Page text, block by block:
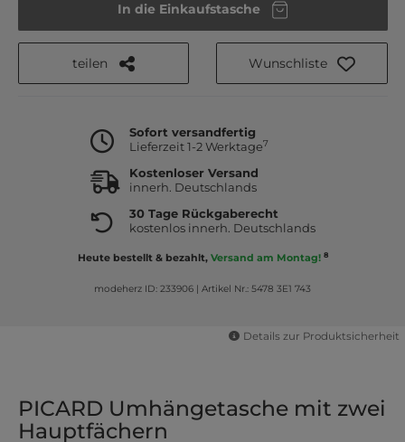
In die Einkaufstasche
teilen Wunschliste
Sofort versandfertig
Lieferzeit 1-2 Werktage7
Kostenloser Versand
innerh. Deutschlands
30 Tage Rückgaberecht
kostenlos innerh. Deutschlands
Heute bestellt & bezahlt, Versand am Montag! 8
modeherz ID: 233906 Artikel Nr.: 5478 3E1 743
Details zur Produktsicherheit
PICARD Umhängetasche mit zwei
Hauptfächern